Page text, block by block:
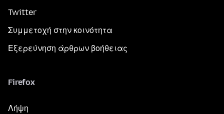
Twitter
Συμμετοχή στην κοινότητα
Εξερεύνηση άρθρων βοήθειας
Firefox
Λήψη